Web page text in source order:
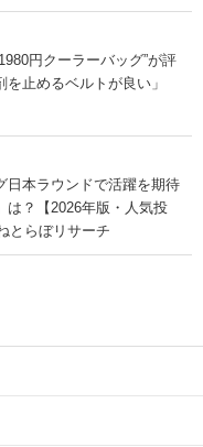
円クーラーバッグ”が評
止めるベルトが良い」
日本ラウンドで活躍を期待
は？【2026年版・人気投
とらぼリサーチ